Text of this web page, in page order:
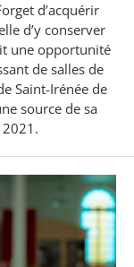
d’acquérir
d’y conserver
une opportunité
de salles de
Saint-Irénée de
source de sa